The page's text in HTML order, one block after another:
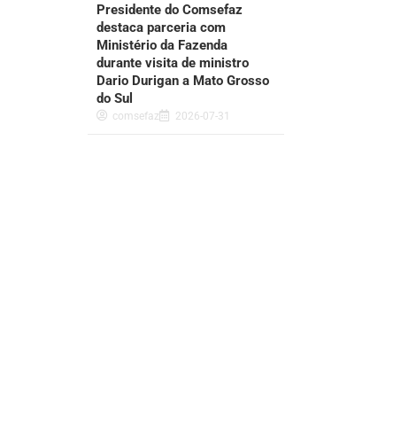
Presidente do Comsefaz
destaca parceria com
Ministério da Fazenda
durante visita de ministro
Dario Durigan a Mato Grosso
do Sul
comsefaz 2026-07-31